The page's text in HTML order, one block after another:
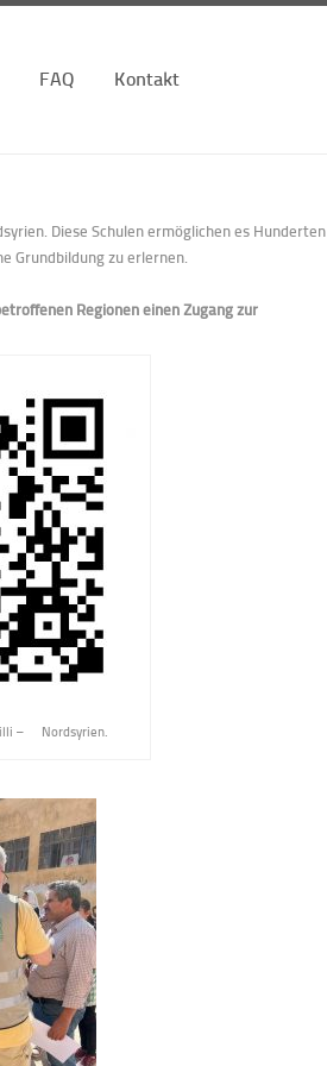
FAQ Kontakt
Diese Schulen ermöglichen es Hunderten
Grundbildung zu erlernen.
Regionen einen Zugang zur
– Nordsyrien.